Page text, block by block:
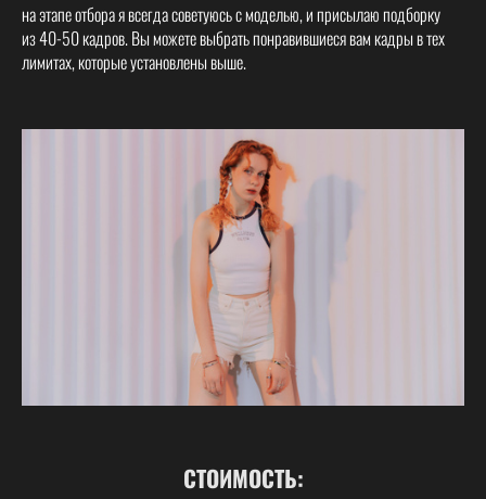
на этапе отбора я всегда советуюсь с моделью, и присылаю подборку
из 40-50 кадров. Вы можете выбрать понравившиеся вам кадры в тех
лимитах, которые установлены выше.
СТОИМОСТЬ: